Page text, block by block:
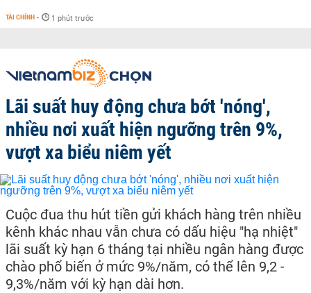
TÀI CHÍNH - 1 phút trước
Lãi suất huy động chưa bớt 'nóng',
nhiều nơi xuất hiện ngưỡng trên 9%,
vượt xa biểu niêm yết
Cuộc đua thu hút tiền gửi khách hàng trên nhiều
kênh khác nhau vẫn chưa có dấu hiệu "hạ nhiệt"
lãi suất kỳ hạn 6 tháng tại nhiều ngân hàng được
chào phổ biến ở mức 9%/năm, có thể lên 9,2 -
9,3%/năm với kỳ hạn dài hơn.